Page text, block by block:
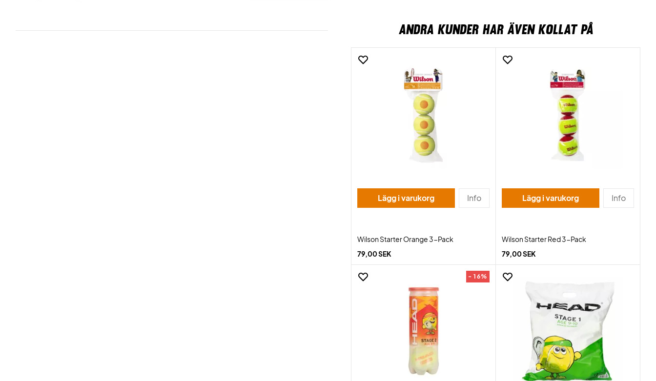
ANDRA KUNDER HAR ÄVEN KOLLAT PÅ
Lägg i varukorg Info
Wilson Starter Orange 3-Pack
79,00 SEK
Lägg i varukorg Info
Wilson Starter Red 3-Pack
79,00 SEK
- 16%